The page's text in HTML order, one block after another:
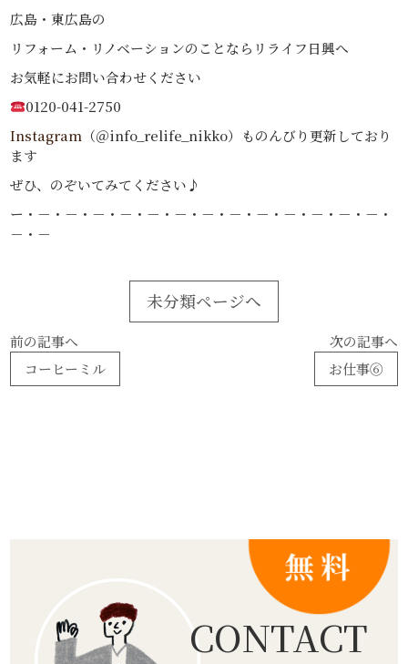
広島・東広島の
リフォーム・リノベーションのことならリライフ日興へ
お気軽にお問い合わせください
0120-041-2750
Instagram （＠info_relife_nikko）ものんびり更新しており
ます
ぜひ、のぞいてみてください♪
ー・－・－・－・－・－・－・－・－・－・－・－・－・－・
－・－
未分類ページへ
前の記事へ
コーヒーミル
次の記事へ
お仕事⑥
CONTACT